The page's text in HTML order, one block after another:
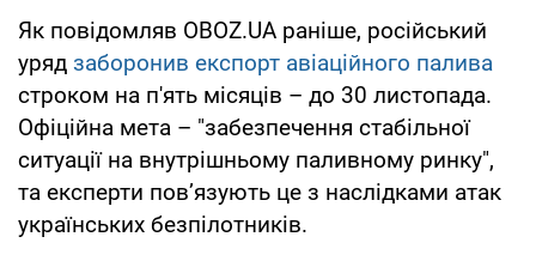
Як повідомляв OBOZ.UA раніше, російський
уряд заборонив експорт авіаційного палива
строком на п'ять місяців – до 30 листопада.
Офіційна мета – "забезпечення стабільної
ситуації на внутрішньому паливному ринку",
та експерти повʼязують це з наслідками атак
українських безпілотників.